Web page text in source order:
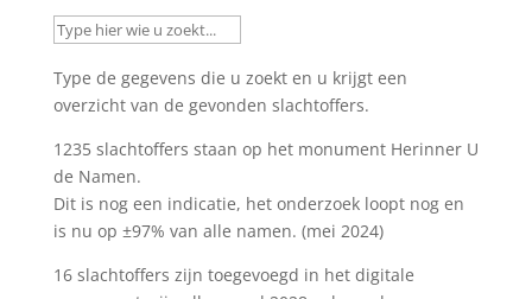
Type de gegevens die u zoekt en u krijgt een
overzicht van de gevonden slachtoffers.
1235 slachtoffers staan op het monument Herinner U
de Namen.
Dit is nog een indicatie, het onderzoek loopt nog en
is nu op ±97% van alle namen. (mei 2024)
16 slachtoffers zijn toegevoegd in het digitale